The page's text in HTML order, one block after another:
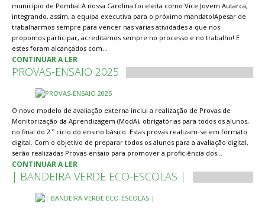
município de Pombal.A nossa Carolina foi eleita como Vice Jovem Autarca,
integrando, assim, a equipa executiva para o próximo mandato!Apesar de
trabalharmos sempre para vencer nas várias atividades a que nos
propomos participar, acreditamos sempre no processo e no trabalho! E
estes foram alcançados com…
CONTINUAR A LER
PROVAS-ENSAIO 2025
O novo modelo de avaliação externa inclui a realização de Provas de
Monitorização da Aprendizagem (ModA), obrigatórias para todos os alunos,
no final do 2.º ciclo do ensino básico. Estas provas realizam-se em formato
digital. Com o objetivo de preparar todos os alunos para a avaliação digital,
serão realizadas Provas-ensaio para promover a proficiência dos…
CONTINUAR A LER
| BANDEIRA VERDE ECO-ESCOLAS |